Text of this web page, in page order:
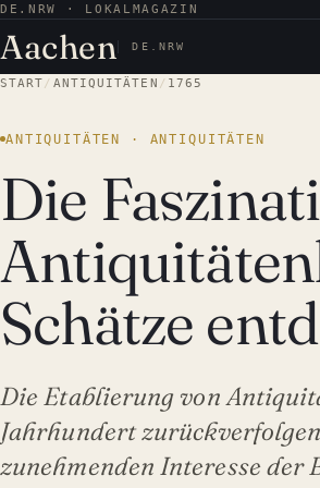
DE.NRW · LOKALMAGAZIN
Aachen DE.NRW
START/ ANTIQUITÄTEN / 1765
ANTIQUITÄTEN · ANTIQUITÄTEN
Die
Schätze
Die Etablierung von
Jahrhundert
zunehmenden Interesse der